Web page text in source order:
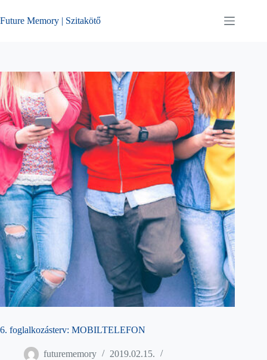
to
content
Future Memory | Szitakötő
6. foglalkozásterv: MOBILTELEFON
futurememory
2019.02.15.